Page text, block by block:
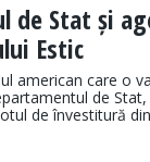
de Stat și
Estic
american care o
de
de învestitură